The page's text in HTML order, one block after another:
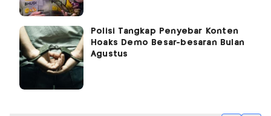
Polisi Tangkap Penyebar Konten
Hoaks Demo Besar-besaran Bulan
Agustus